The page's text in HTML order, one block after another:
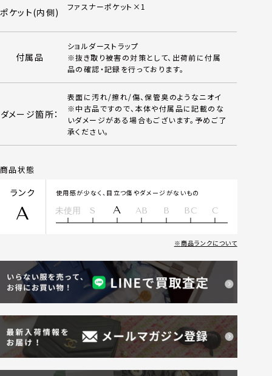
ポケット(内側) ファスナーポケット×1
付属品
ショルダーストラップ
※抜き取り被害の対策として、出荷前に付属
品の確認・記録を行っております。
ダメージ箇所：
表面に汚れ/擦れ/傷、保管臭のようなニオイ
※中古品ですので、本体や付属品に記載のな
いダメージがある場合もございます。予めご了
承ください。
商品状態
ランク
A
使用感が少なく、目立つ傷やダメージがないもの
未使用 S A AB B BC C
商品ランクについて